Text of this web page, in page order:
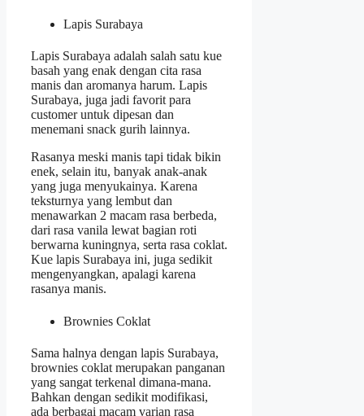
Lapis Surabaya
Lapis Surabaya adalah salah satu kue
basah yang enak dengan cita rasa
manis dan aromanya harum. Lapis
Surabaya, juga jadi favorit para
customer untuk dipesan dan
menemani snack gurih lainnya.
Rasanya meski manis tapi tidak bikin
enek, selain itu, banyak anak-anak
yang juga menyukainya. Karena
teksturnya yang lembut dan
menawarkan 2 macam rasa berbeda,
dari rasa vanila lewat bagian roti
berwarna kuningnya, serta rasa coklat.
Kue lapis Surabaya ini, juga sedikit
mengenyangkan, apalagi karena
rasanya manis.
Brownies Coklat
Sama halnya dengan lapis Surabaya,
brownies coklat merupakan panganan
yang sangat terkenal dimana-mana.
Bahkan dengan sedikit modifikasi,
ada berbagai macam varian rasa